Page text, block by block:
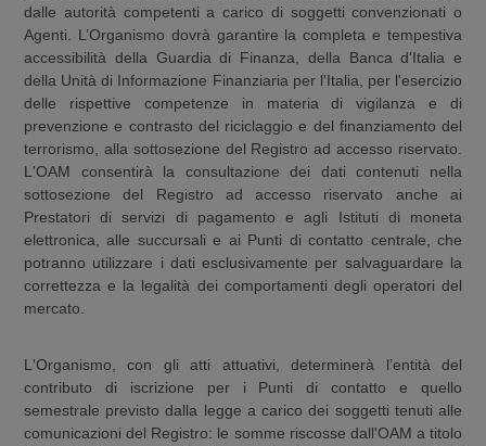
dalle autorità competenti a carico di soggetti convenzionati o
Agenti. L’Organismo dovrà garantire la completa e tempestiva
accessibilità della Guardia di Finanza, della Banca d'Italia e
della Unità di Informazione Finanziaria per l'Italia, per l'esercizio
delle rispettive competenze in materia di vigilanza e di
prevenzione e contrasto del riciclaggio e del finanziamento del
terrorismo, alla sottosezione del Registro ad accesso riservato.
L'OAM consentirà la consultazione dei dati contenuti nella
sottosezione del Registro ad accesso riservato anche ai
Prestatori di servizi di pagamento e agli Istituti di moneta
elettronica, alle succursali e ai Punti di contatto centrale, che
potranno utilizzare i dati esclusivamente per salvaguardare la
correttezza e la legalità dei comportamenti degli operatori del
mercato.
L'Organismo, con gli atti attuativi, determinerà l’entità del
contributo di iscrizione per i Punti di contatto e quello
semestrale previsto dalla legge a carico dei soggetti tenuti alle
comunicazioni del Registro: le somme riscosse dall'OAM a titolo